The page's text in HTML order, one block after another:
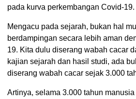
pada kurva perkembangan Covid-19.
Mengacu pada sejarah, bukan hal
berdampingan secara lebih aman
19. Kita dulu diserang wabah cacar
kajian sejarah dan hasil studi, ada
diserang wabah cacar sejak 3.000
Artinya, selama 3.000 tahun